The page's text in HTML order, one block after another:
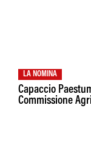
LA NOMINA
Capaccio
Commissione